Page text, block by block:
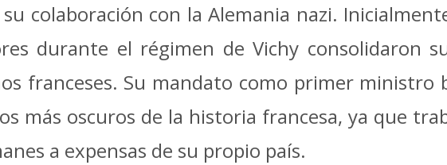
colaboración con la Alemania nazi.
durante el régimen de Vichy consolidaron
franceses. Su mandato como primer ministro
más oscuros de la historia francesa, ya que
a expensas de su propio país.